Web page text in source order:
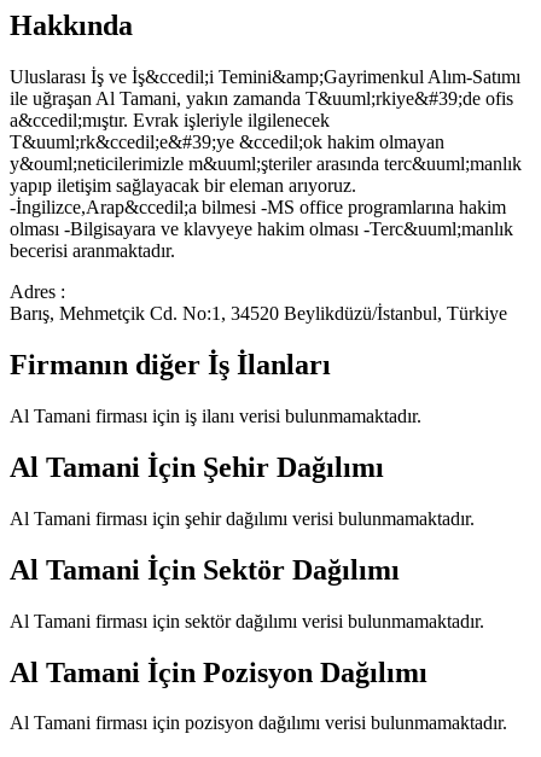
Hakkında
Uluslarası İş ve İş&ccedil;i Temini&amp;Gayrimenkul Alım-Satımı
ile uğraşan Al Tamani, yakın zamanda T&uuml;rkiye&#39;de ofis
a&ccedil;mıştır. Evrak işleriyle ilgilenecek
T&uuml;rk&ccedil;e&#39;ye &ccedil;ok hakim olmayan
y&ouml;neticilerimizle m&uuml;şteriler arasında terc&uuml;manlık
yapıp iletişim sağlayacak bir eleman arıyoruz.
-İngilizce,Arap&ccedil;a bilmesi -MS office programlarına hakim
olması -Bilgisayara ve klavyeye hakim olması -Terc&uuml;manlık
becerisi aranmaktadır.
Adres :
Barış, Mehmetçik Cd. No:1, 34520 Beylikdüzü/İstanbul, Türkiye
Firmanın diğer İş İlanları
Al Tamani firması için iş ilanı verisi bulunmamaktadır.
Al Tamani İçin Şehir Dağılımı
Al Tamani firması için şehir dağılımı verisi bulunmamaktadır.
Al Tamani İçin Sektör Dağılımı
Al Tamani firması için sektör dağılımı verisi bulunmamaktadır.
Al Tamani İçin Pozisyon Dağılımı
Al Tamani firması için pozisyon dağılımı verisi bulunmamaktadır.